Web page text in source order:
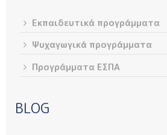
Εκπαιδευτικά προγράμματα
Ψυχαγωγικά προγράμματα
Προγράμματα ΕΣΠΑ
BLOG